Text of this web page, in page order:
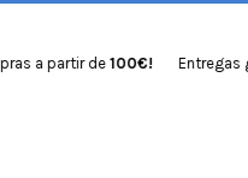
de100€! Entregas